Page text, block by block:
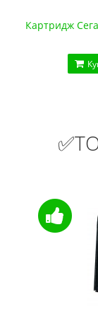
Картридж